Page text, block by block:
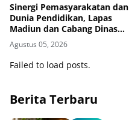
Sinergi Pemasyarakatan dan
Dunia Pendidikan, Lapas
Madiun dan Cabang Dinas
Pendidikan Wilayah Madiun
Jalin Kerja Sama Pendidikan
Vokasi Teknik Instalasi
Tenaga Listrik bagi Warga
Agustus 05, 2026
Failed to load posts.
Berita Terbaru